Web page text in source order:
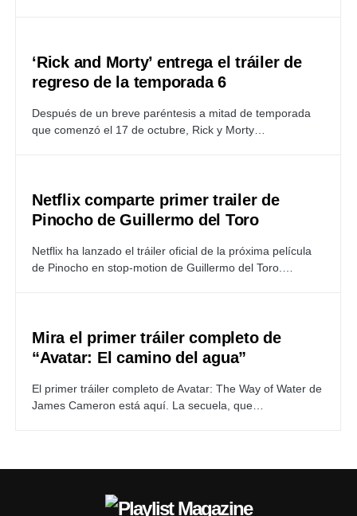
‘Rick and Morty’ entrega el tráiler de
regreso de la temporada 6
Después de un breve paréntesis a mitad de temporada
que comenzó el 17 de octubre, Rick y Morty…
Netflix comparte primer trailer de
Pinocho de Guillermo del Toro
Netflix ha lanzado el tráiler oficial de la próxima película
de Pinocho en stop-motion de Guillermo del Toro.…
Mira el primer tráiler completo de
“Avatar: El camino del agua”
El primer tráiler completo de Avatar: The Way of Water de
James Cameron está aquí. La secuela, que…